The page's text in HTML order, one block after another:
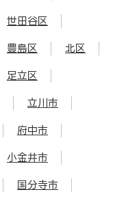
世田谷区
豊島区 北区
足立区
立川市
府中市
小金井市
国分寺市